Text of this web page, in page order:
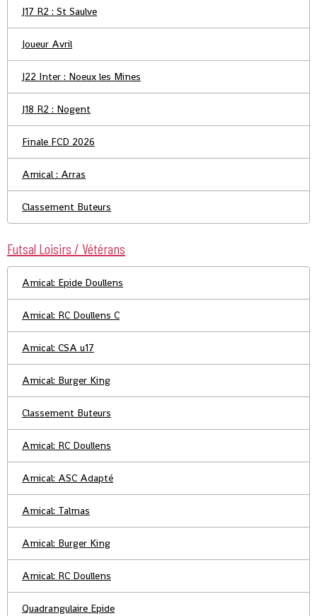
J17 R2 : St Saulve
Joueur Avril
J22 Inter : Noeux les Mines
J18 R2 : Nogent
Finale FCD 2026
Amical : Arras
Classement Buteurs
Futsal Loisirs / Vétérans
Amical: Epide Doullens
Amical: RC Doullens C
Amical: CSA u17
Amical: Burger King
Classement Buteurs
Amical: RC Doullens
Amical: ASC Adapté
Amical: Talmas
Amical: Burger King
Amical: RC Doullens
Quadrangulaire Epide